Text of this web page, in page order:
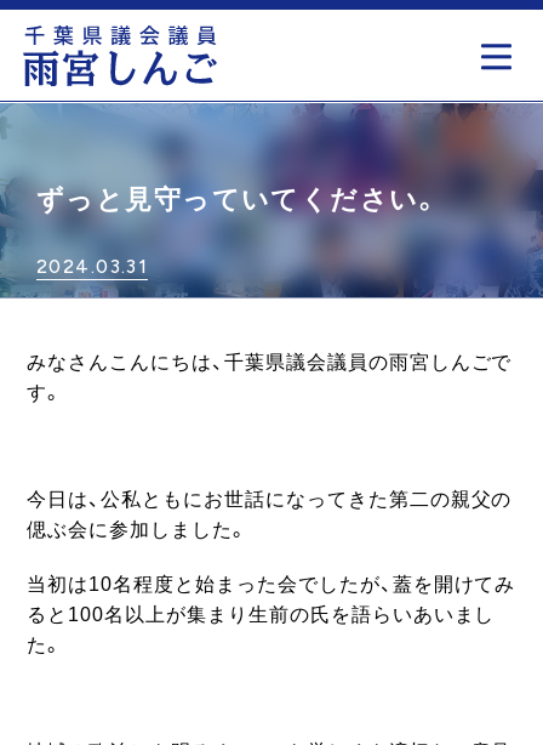
ずっと見守っていてください。
2024.03.31
みなさんこんにちは、千葉県議会議員の雨宮しんごで
す。
今日は、公私ともにお世話になってきた第二の親父の
偲ぶ会に参加しました。
当初は10名程度と始まった会でしたが、蓋を開けてみ
ると100名以上が集まり生前の氏を語らいあいまし
た。